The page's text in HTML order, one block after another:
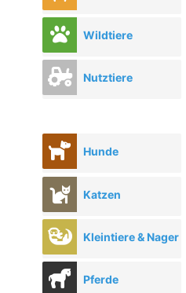
Wildtiere
Nutztiere
Hunde
Katzen
Kleintiere & Nager
Pferde